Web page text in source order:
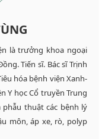
là trưởng khoa ngoại
Tiến sĩ. Bác sĩ Trịnh
hóa bệnh viện Xanh-
Y học Cổ truyền Trung
thuật các bệnh lý
môn, áp xe, rò, polyp